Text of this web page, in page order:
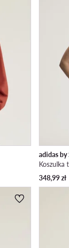
adidas
Koszulka
348,99zł